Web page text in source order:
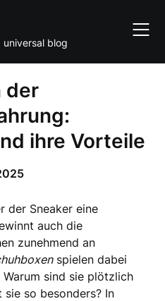
blog
der
ihre Vorteile
der Sneaker eine
auch die
zunehmend an
spielen dabei
sind sie plötzlich
so besonders? In